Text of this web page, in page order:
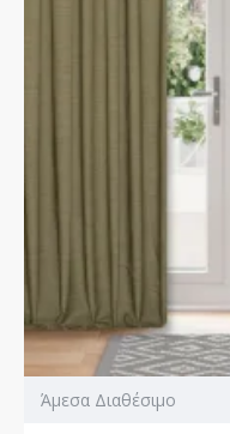
Άμεσα Διαθέσιμο